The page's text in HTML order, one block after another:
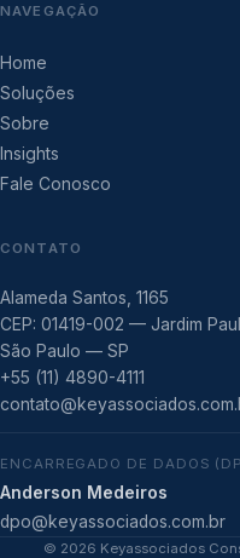
NAVEGAÇÃO
Home
Soluções
Sobre
Insights
Fale Conosco
CONTATO
Alameda Santos, 1165
CEP: 01419-002 — Jardim
São Paulo — SP
+55 (11) 4890-4111
ENCARREGADO DE DADOS
Anderson Medeiros
dpo@keyassociados.com.br
© 2026 Keyassociados